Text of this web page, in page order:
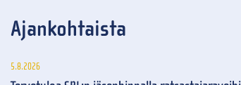
Ajankohtaista
5.8.2026